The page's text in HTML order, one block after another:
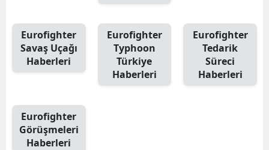
Eurofighter
Savaş Uçağı
Haberleri
Eurofighter
Typhoon
Türkiye
Haberleri
Eurofighter
Tedarik
Süreci
Haberleri
Eurofighter
Görüşmeleri
Haberleri